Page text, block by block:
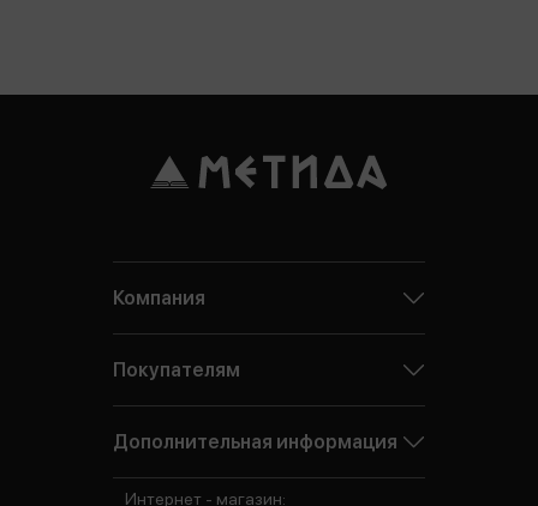
Компания
Покупателям
Дополнительная информация
Интернет - магазин: